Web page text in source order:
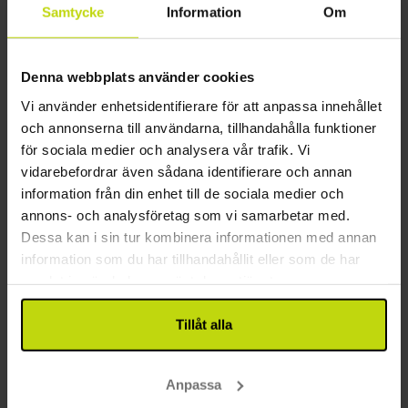
Samtycke Information Om
Denna webbplats använder cookies
Vi använder enhetsidentifierare för att anpassa innehållet
och annonserna till användarna, tillhandahålla funktioner
för sociala medier och analysera vår trafik. Vi
vidarebefordrar även sådana identifierare och annan
information från din enhet till de sociala medier och
annons- och analysföretag som vi samarbetar med.
Dessa kan i sin tur kombinera informationen med annan
information som du har tillhandahållit eller som de har
Tillåt alla
Anpassa
Totalt 5578:-
Spara upp till
Skön alpidyll och upplevelserik semester